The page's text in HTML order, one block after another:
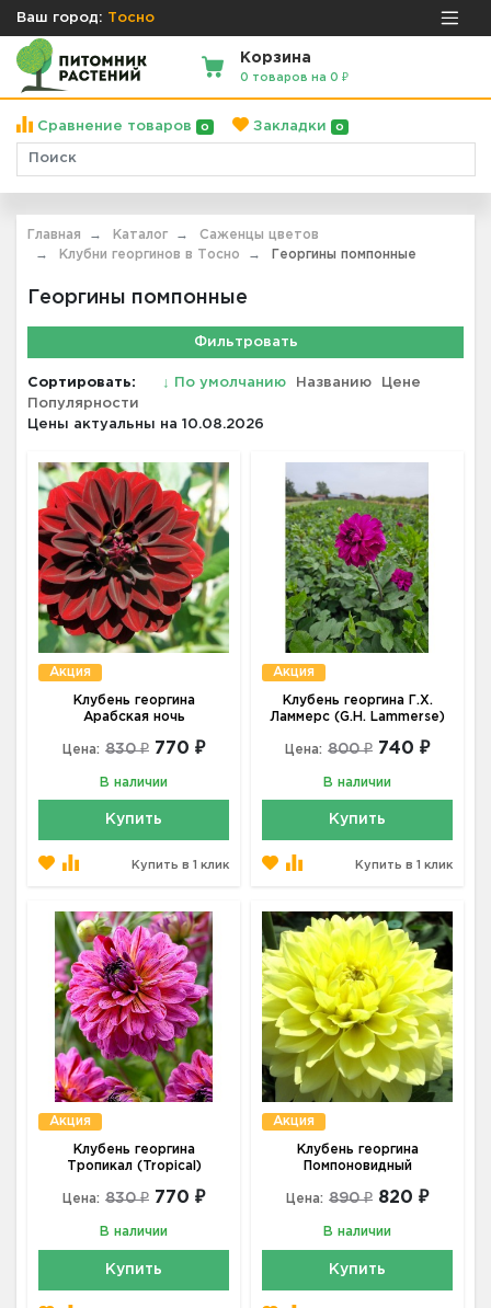
Ваш город: Тосно
Корзина
0 товаров на 0 ₽
Сравнение товаров 0 Закладки 0
Главная Каталог
Саженцы цветов
Клубни георгинов в Тосно
Георгины помпонные
Георгины помпонные
Фильтровать
Сортировать: ↓ По умолчанию Названию
Цене
Популярности
Цены актуальны на 10.08.2026
Акция
Клубень георгина
Арабская ночь
Цена: 830 ₽ 770 ₽
В наличии
Купить
Купить в 1 клик
Акция
Клубень георгина Г.Х.
Ламмерс (G.H. Lammerse)
Цена: 800 ₽ 740 ₽
В наличии
Купить
Купить в 1 клик
Акция
Клубень георгина
Тропикал (Tropical)
Цена: 830 ₽ 770 ₽
В наличии
Купить
Акция
Клубень георгина
Помпоновидный
Цена: 890 ₽ 820 ₽
В наличии
Купить